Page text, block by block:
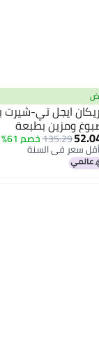
ايجل تي-
ومزين بطبعة
135.29خصم 61%
أقل سعر في السنة
باقي 1 وحدات في المخزون
أقل سعر في السنة